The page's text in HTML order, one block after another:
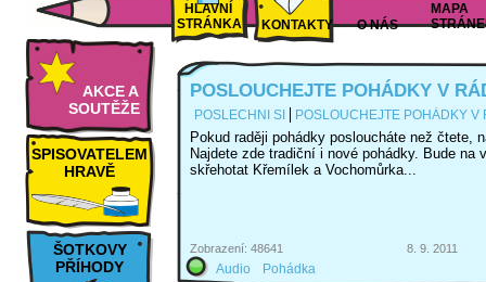
HLAVNÍ
STRÁNKA
KONTAKTY O NÁS
MAPA
AKCE A
SOUTĚŽE
SPISOVATELEM
HRAVĚ
ŠOTKOVY
PŘÍHODY
POSLOUCHEJTE POHÁDKY V
POSLECHNI SI POSLOUCHEJTE POHÁDKY V
Pokud raději pohádky posloucháte než čtete,
Najdete zde tradiční i nové pohádky. Bude na
skřehotat Křemílek a Vochomůrka...
Zobrazení: 48641 8. 9. 2011
Audio Pohádka